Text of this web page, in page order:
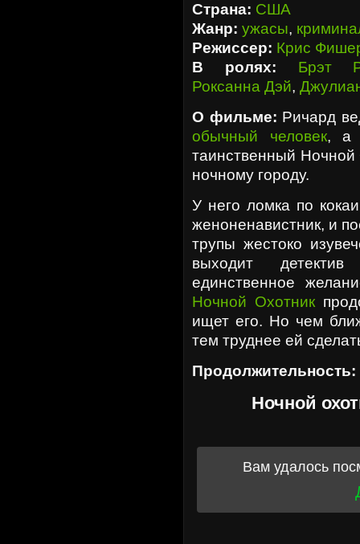
Страна: США
Жанр: ужасы,
Режиссер: Крис
В ролях:
Брэт
Роксанна Дэй,
О фильме: Ричард
обычный человек, а
таинственный Ночной
ночному городу.
У него ломка по
женоненавистник, и
трупы жестоко
выходит
единственное
Ночной Охотник
ищет его. Но чем
тем труднее ей
Продолжительность:
Ночной
Вам удалось